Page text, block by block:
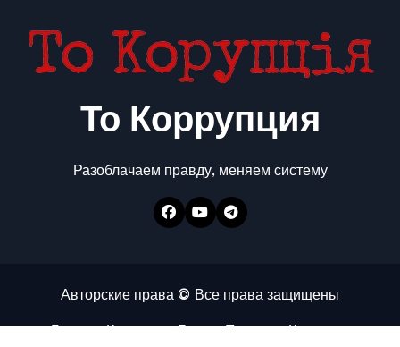
То Коррупция
Разоблачаем правду, меняем систему
Авторские права © Все права защищены
ГлавнаяКоррупцияБизнесПолитикаКонтакты